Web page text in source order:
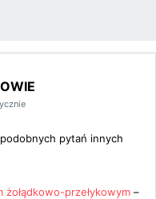
pytań innych
żołądkowo-przełykowym –